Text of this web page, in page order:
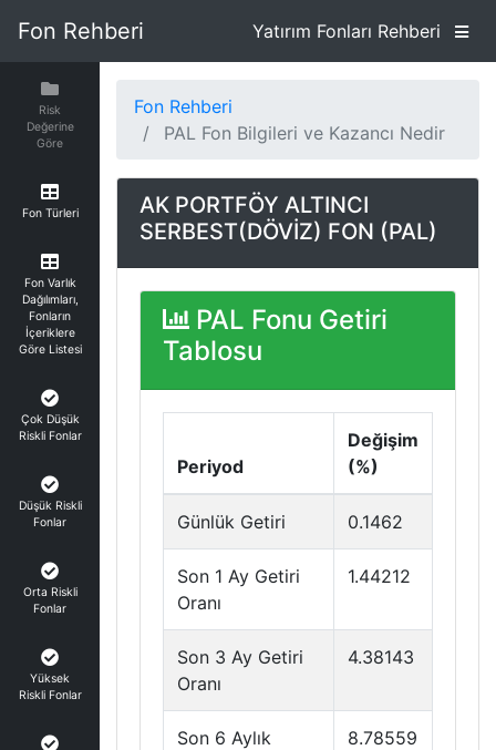
Fon Rehberi Yatırım Fonları Rehberi
Risk
Değerine
Göre
Fon Türleri
Fon Varlık
Dağılımları,
Fonların
İçeriklere
Göre Listesi
Çok Düşük
Riskli Fonlar
Düşük Riskli
Fonlar
Orta Riskli
Fonlar
Yüksek
Riskli Fonlar
Fon Rehberi
PAL Fon Bilgileri ve Kazancı Nedir
AK PORTFÖY ALTINCI
SERBEST(DÖVİZ) FON (PAL)
PAL Fonu Getiri
Tablosu
Periyod
Değişim
(%)
Günlük Getiri 0.1462
Son 1 Ay Getiri
Oranı
1.44212
Son 3 Ay Getiri
Oranı
4.38143
Son 6 Aylık
8.78559